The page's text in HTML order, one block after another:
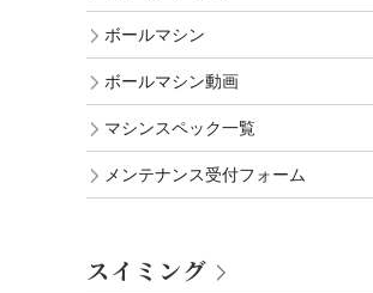
ボールマシン
ボールマシン動画
マシンスペック一覧
メンテナンス受付フォーム
スイミング